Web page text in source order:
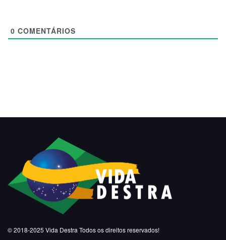
0 COMENTÁRIOS
© 2018-2025 Vida Destra Todos os direitos reservados!